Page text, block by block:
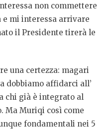
non commettere
e mi interessa arrivare
il Presidente tirerà le
una certezza: magari
dobbiamo affidarci all’
chi già è integrato al
Ma Muriqi così come
fondamentali nei 5